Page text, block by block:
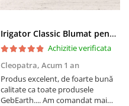
Irigator Classic Blumat pentru plante in ghiveci, debit 75ml pana la 125 ml/24 h
Achizitie verificata
Cleopatra, Acum 1 an
Produs excelent, de foarte bună
calitate ca toate produsele
GebEarth.... Am comandat mai